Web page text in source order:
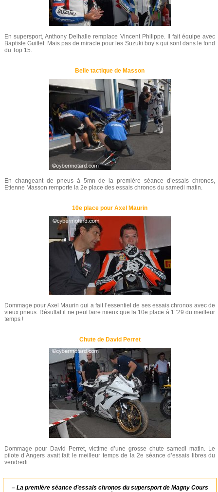
En supersport, Anthony Delhalle remplace Vincent Philippe. Il fait équipe avec
Baptiste Guittet. Mais pas de miracle pour les Suzuki boy’s qui sont dans le fond
du Top 15.
Belle tactique de Masson
En changeant de pneus à 5mn de la première séance d’essais chronos,
Etienne Masson remporte la 2e place des essais chronos du samedi matin.
10e place pour Axel Maurin
Dommage pour Axel Maurin qui a fait l’essentiel de ses essais chronos avec de
vieux pneus. Résultat il ne peut faire mieux que la 10e place à 1’’29 du meilleur
temps !
Chute de David Perret
Dommage pour David Perret, victime d’une grosse chute samedi matin. Le
pilote d’Angers avait fait le meilleur temps de la 2e séance d’essais libres du
vendredi.
– La première séance d’essais chronos du supersport de Magny Cours